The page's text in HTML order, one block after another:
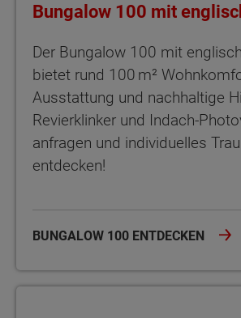
Bungalow 100 mit
Der Bungalow 100 mit
bietet rund 100 m²
Ausstattung und nachhaltige
Revierklinker und Indach-
anfragen und individuelles
entdecken!
BUNGALOW 100 ENTDECKEN